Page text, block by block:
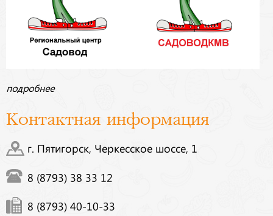
подробнее
Контактная информация
г. Пятигорск, Черкесское шоссе, 1
8 (8793) 38 33 12
8 (8793) 40-10-33